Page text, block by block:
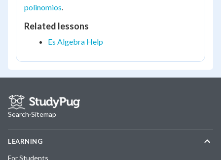
polinomios.
Related lessons
Es Algebra Help
Search·Sitemap
LEARNING
For Students